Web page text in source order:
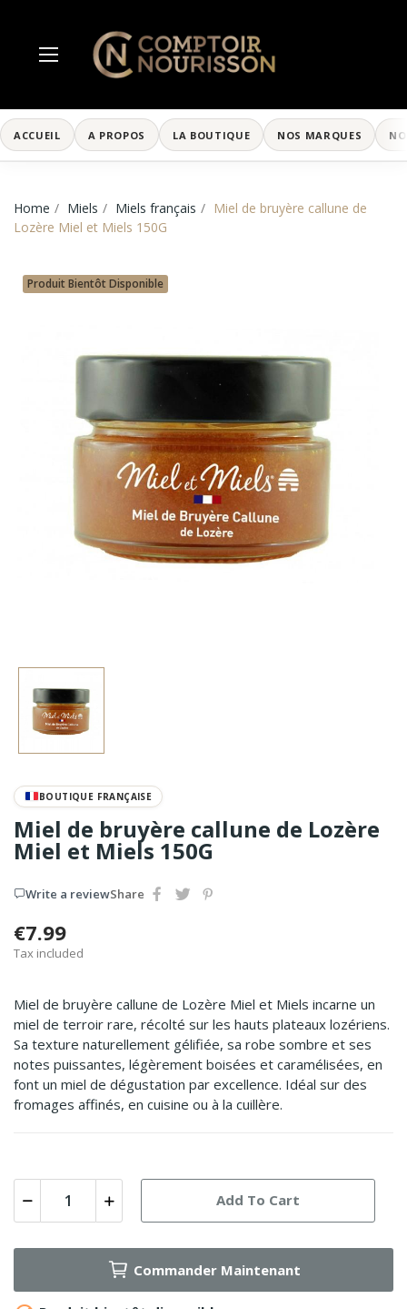
ACCUEIL A PROPOS LA BOUTIQUE NOS MARQUES
Home Miels Miels français
Miel de bruyère callune de
Lozère Miel et Miels 150G
Produit Bientôt Disponible
BOUTIQUE FRANÇAISE
Miel de bruyère callune de Lozère
Miel et Miels 150G
Write a reviewShare
€7.99
Tax included
Miel de bruyère callune de Lozère Miel et Miels incarne un
miel de terroir rare, récolté sur les hauts plateaux lozériens.
Sa texture naturellement gélifiée, sa robe sombre et ses
notes puissantes, légèrement boisées et caramélisées, en
font un miel de dégustation par excellence. Idéal sur des
fromages affinés, en cuisine ou à la cuillère.
Add To Cart
Commander Maintenant